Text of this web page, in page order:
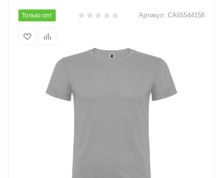
Только опт Артикул: CA65544158